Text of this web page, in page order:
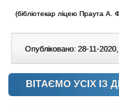
(бібліотекар ліцею Праута А.
Опубліковано: 28-11-
ВІТАЄМО УСІХ ІЗ